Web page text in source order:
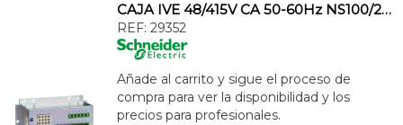
CAJA IVE 48/415V CA 50-60Hz NS100/250
REF: 29352
Añade al carrito y sigue el proceso de
compra para ver la disponibilidad y los
precios para profesionales.